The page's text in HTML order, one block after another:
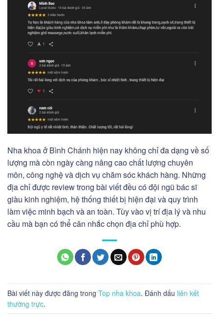
Nha khoa ở Bình Chánh hiện nay không chỉ đa dạng về số
lượng mà còn ngày càng nâng cao chất lượng chuyên
môn, công nghệ và dịch vụ chăm sóc khách hàng. Những
địa chỉ được review trong bài viết đều có đội ngũ bác sĩ
giàu kinh nghiệm, hệ thống thiết bị hiện đại và quy trình
làm việc minh bạch và an toàn. Tùy vào vị trí địa lý và nhu
cầu mà bạn có thể cân nhắc chọn địa chỉ phù hợp.
Bài viết này được đăng trong Top nha khoa. Đánh dấu liên kết
thường trực.